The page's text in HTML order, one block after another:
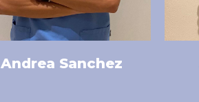
Andrea Sanchez